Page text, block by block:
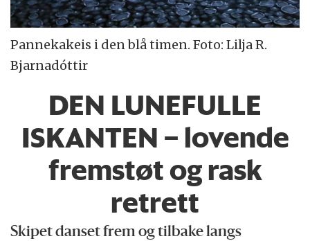
Pannekakeis i den blå timen. Foto: Lilja R.
Bjarnadóttir
DEN LUNEFULLE
ISKANTEN – lovende
fremstøt og rask
retrett
Skipet danset frem og tilbake langs